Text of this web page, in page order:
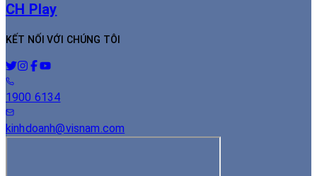
CH Play
KẾT NỐI VỚI CHÚNG TÔI
1900 6134
kinhdoanh@visnam.com